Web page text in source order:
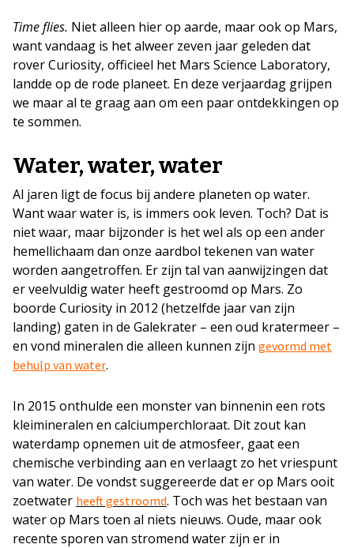
Time flies. Niet alleen hier op aarde, maar ook op Mars,
want vandaag is het alweer zeven jaar geleden dat
rover Curiosity, officieel het Mars Science Laboratory,
landde op de rode planeet. En deze verjaardag grijpen
we maar al te graag aan om een paar ontdekkingen op
te sommen.
Water, water, water
Al jaren ligt de focus bij andere planeten op water.
Want waar water is, is immers ook leven. Toch? Dat is
niet waar, maar bijzonder is het wel als op een ander
hemellichaam dan onze aardbol tekenen van water
worden aangetroffen. Er zijn tal van aanwijzingen dat
er veelvuldig water heeft gestroomd op Mars. Zo
boorde Curiosity in 2012 (hetzelfde jaar van zijn
landing) gaten in de Galekrater – een oud kratermeer –
en vond mineralen die alleen kunnen zijn gevormd met
behulp van water.
In 2015 onthulde een monster van binnenin een rots
kleimineralen en calciumperchloraat. Dit zout kan
waterdamp opnemen uit de atmosfeer, gaat een
chemische verbinding aan en verlaagt zo het vriespunt
van water. De vondst suggereerde dat er op Mars ooit
zoetwater heeft gestroomd. Toch was het bestaan van
water op Mars toen al niets nieuws. Oude, maar ook
recente sporen van stromend water zijn er in